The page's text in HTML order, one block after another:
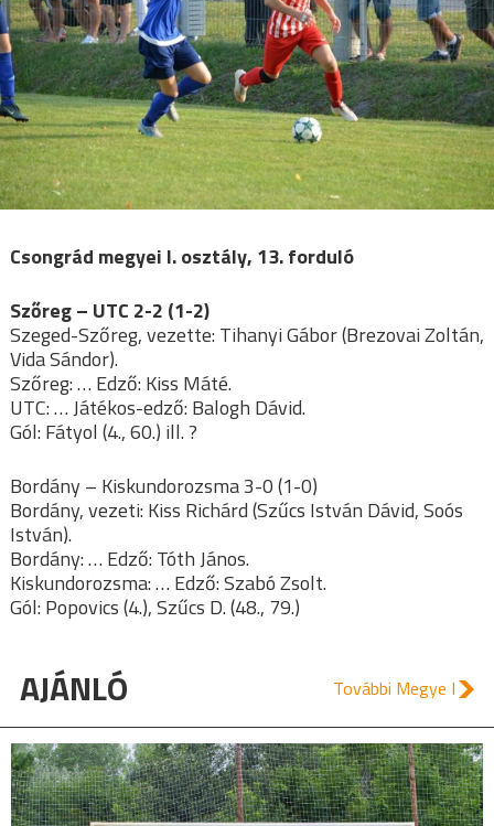
Csongrád megyei I. osztály, 13. forduló
Szőreg – UTC 2-2 (1-2)
Szeged-Szőreg, vezette: Tihanyi Gábor (Brezovai Zoltán,
Vida Sándor).
Szőreg: … Edző: Kiss Máté.
UTC: … Játékos-edző: Balogh Dávid.
Gól: Fátyol (4., 60.) ill. ?
Bordány – Kiskundorozsma 3-0 (1-0)
Bordány, vezeti: Kiss Richárd (Szűcs István Dávid, Soós
István).
Bordány: … Edző: Tóth János.
Kiskundorozsma: … Edző: Szabó Zsolt.
Gól: Popovics (4.), Szűcs D. (48., 79.)
AJÁNLÓ További Megye I